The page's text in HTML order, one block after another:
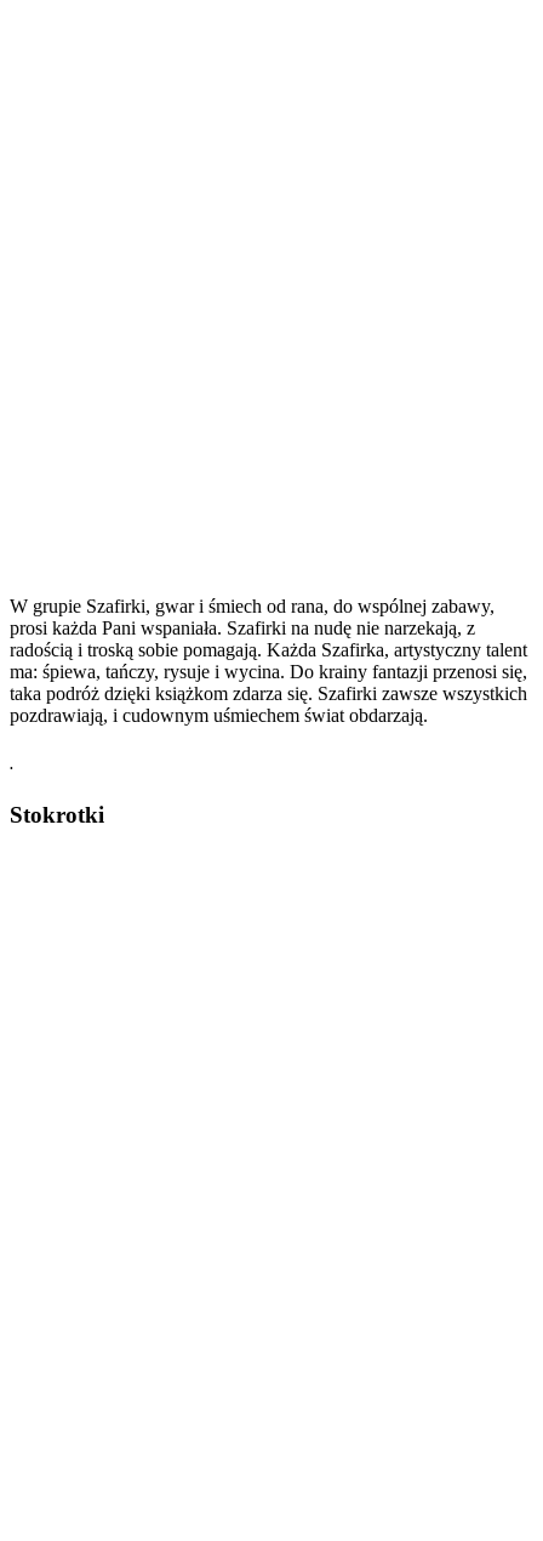
W grupie Szafirki, gwar i śmiech od rana, do wspólnej zabawy,
prosi każda Pani wspaniała. Szafirki na nudę nie narzekają, z
radością i troską sobie pomagają. Każda Szafirka, artystyczny talent
ma: śpiewa, tańczy, rysuje i wycina. Do krainy fantazji przenosi się,
taka podróż dzięki książkom zdarza się. Szafirki zawsze wszystkich
pozdrawiają, i cudownym uśmiechem świat obdarzają.
.
Stokrotki